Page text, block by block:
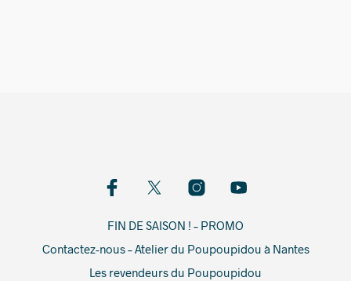
FIN DE SAISON ! – PROMO
Contactez-nous – Atelier du Poupoupidou à Nantes
Les revendeurs du Poupoupidou